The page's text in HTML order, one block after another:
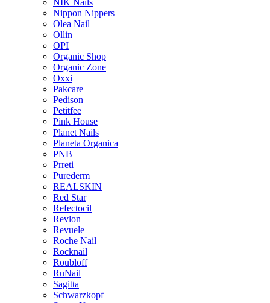
NIK Nails
Nippon Nippers
Olea Nail
Ollin
OPI
Organic Shop
Organic Zone
Oxxi
Pakcare
Pedison
Petitfee
Pink House
Planet Nails
Planeta Organica
PNB
Prreti
Purederm
REALSKIN
Red Star
Refectocil
Revlon
Revuele
Roche Nail
Rocknail
Roubloff
RuNail
Sagitta
Schwarzkopf